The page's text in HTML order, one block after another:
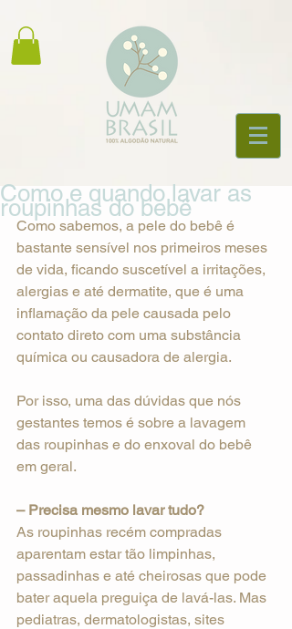
Como e quando lavar as
roupinhas do bebê
Como sabemos, a pele do bebê é
bastante sensível nos primeiros meses
de vida, ficando suscetível a irritações,
alergias e até dermatite, que é uma
inflamação da pele causada pelo
contato direto com uma substância
química ou causadora de alergia.
Por isso, uma das dúvidas que nós
gestantes temos é sobre a lavagem
das roupinhas e do enxoval do bebê
em geral.
– Precisa mesmo lavar tudo?
As roupinhas recém compradas
aparentam estar tão limpinhas,
passadinhas e até cheirosas que pode
bater aquela preguiça de lavá-las. Mas
pediatras, dermatologistas, sites